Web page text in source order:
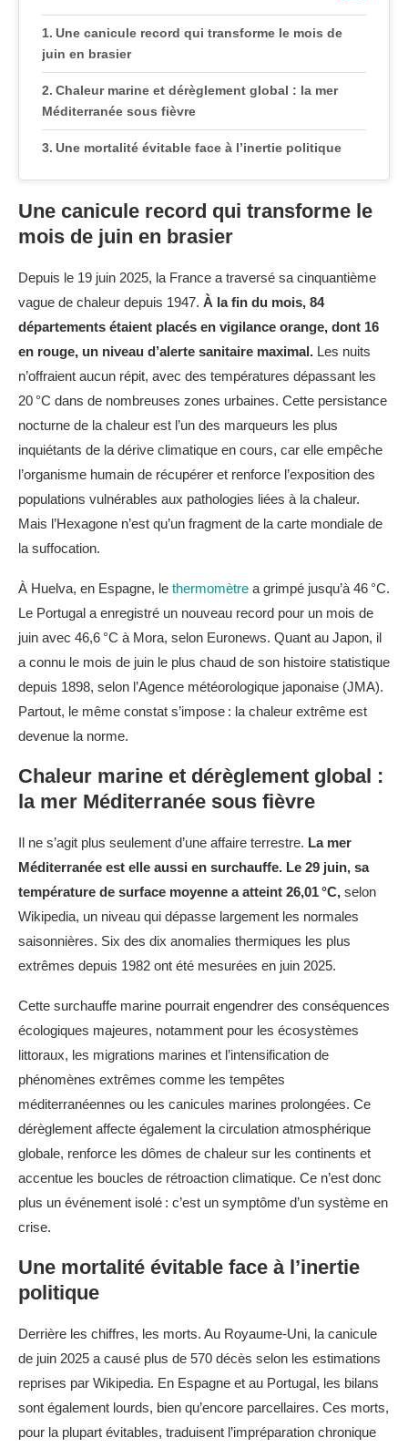
Une canicule record qui transforme le mois de
juin en brasier
Chaleur marine et dérèglement global : la mer
Méditerranée sous fièvre
Une mortalité évitable face à l’inertie politique
Une canicule record qui transforme le
mois de juin en brasier
Depuis le 19 juin 2025, la France a traversé sa cinquantième
vague de chaleur depuis 1947. À la fin du mois, 84
départements étaient placés en vigilance orange, dont 16
en rouge, un niveau d’alerte sanitaire maximal. Les nuits
n’offraient aucun répit, avec des températures dépassant les
20 °C dans de nombreuses zones urbaines. Cette persistance
nocturne de la chaleur est l’un des marqueurs les plus
inquiétants de la dérive climatique en cours, car elle empêche
l’organisme humain de récupérer et renforce l’exposition des
populations vulnérables aux pathologies liées à la chaleur.
Mais l’Hexagone n’est qu’un fragment de la carte mondiale de
la suffocation.
À Huelva, en Espagne, le thermomètre a grimpé jusqu’à 46 °C.
Le Portugal a enregistré un nouveau record pour un mois de
juin avec 46,6 °C à Mora, selon Euronews. Quant au Japon, il
a connu le mois de juin le plus chaud de son histoire statistique
depuis 1898, selon l’Agence météorologique japonaise (JMA).
Partout, le même constat s’impose : la chaleur extrême est
devenue la norme.
Chaleur marine et dérèglement global :
la mer Méditerranée sous fièvre
Il ne s’agit plus seulement d’une affaire terrestre. La mer
Méditerranée est elle aussi en surchauffe. Le 29 juin, sa
température de surface moyenne a atteint 26,01 °C, selon
Wikipedia, un niveau qui dépasse largement les normales
saisonnières. Six des dix anomalies thermiques les plus
extrêmes depuis 1982 ont été mesurées en juin 2025.
Cette surchauffe marine pourrait engendrer des conséquences
écologiques majeures, notamment pour les écosystèmes
littoraux, les migrations marines et l’intensification de
phénomènes extrêmes comme les tempêtes
méditerranéennes ou les canicules marines prolongées. Ce
dérèglement affecte également la circulation atmosphérique
globale, renforce les dômes de chaleur sur les continents et
accentue les boucles de rétroaction climatique. Ce n’est donc
plus un événement isolé : c’est un symptôme d’un système en
crise.
Une mortalité évitable face à l’inertie
politique
Derrière les chiffres, les morts. Au Royaume-Uni, la canicule
de juin 2025 a causé plus de 570 décès selon les estimations
reprises par Wikipedia. En Espagne et au Portugal, les bilans
sont également lourds, bien qu’encore parcellaires. Ces morts,
pour la plupart évitables, traduisent l’impréparation chronique